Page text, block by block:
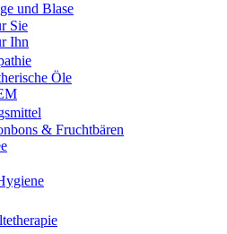
und Blase
Sie
Ihn
Öle
& Fruchtbären